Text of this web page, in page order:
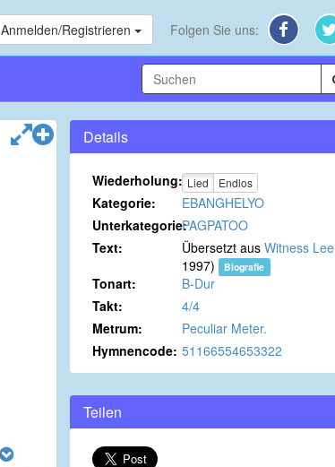
Anmelden/Registrieren Folgen Sie uns:
Details
Wiederholung: Lied Endlos
Kategorie:
EBANGHELYO
Unterkategorie:PAGPATOO
Text:
Übersetzt aus Witness Lee
1997)
Biografie
Tonart:
B-Dur
Takt:
4/4
Metrum:
Peculiar Meter.
Hymnencode: 51166554653322
Teilen